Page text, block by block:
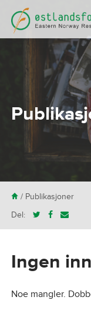
H/ Publikasjoner
Del:
Ingen
Noe mangler.